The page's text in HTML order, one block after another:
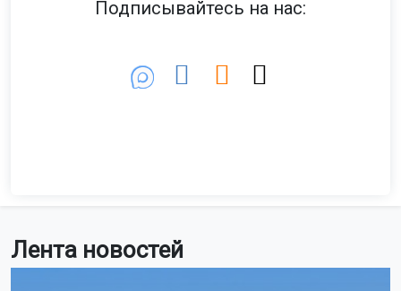
Лента новостей
Подписывайтесь на нас: